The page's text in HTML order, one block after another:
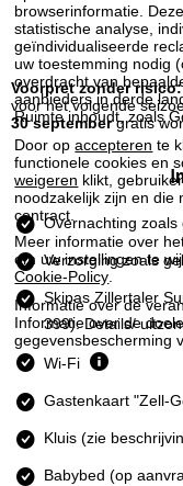
browserinformatie.
statistische analyse,
geïndividualiseerde
uw toestemming nodig
overdracht van
aanbieders in derde
Ruimte inhoudt, zoals
Door opaccepteren te
functionele cookies en
weigeren klikt,
noodzakelijk zijn en die
contract.
Meer informatie over
om uw instellingen te
Cookie-Policy
Informatie over de
Informatie over de
gegevensbescherming
p
a
g
i
n
a
Voorpret zonder
voor het volgende
30 septembergratis
Overnachting zoals
Verzorging zoals
Skipas Zillertaler
399). Details/
Wi-Fi
Gastenkaart "Zell-
Kluis (zie
Babybed (op